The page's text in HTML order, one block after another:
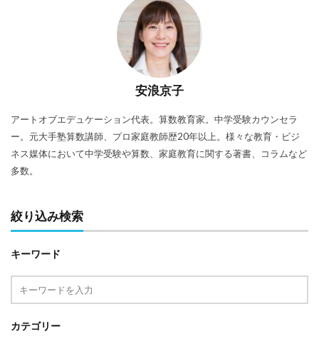
安浪京子
アートオブエデュケーション代表。算数教育家。中学受験カウンセラ
ー。元大手塾算数講師、プロ家庭教師歴20年以上。様々な教育・ビジ
ネス媒体において中学受験や算数、家庭教育に関する著書、コラムなど
多数。
絞り込み検索
キーワード
カテゴリー